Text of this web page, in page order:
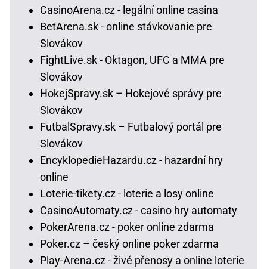
CasinoArena.cz - legální online casina
BetArena.sk - online stávkovanie pre
Slovákov
FightLive.sk - Oktagon, UFC a MMA pre
Slovákov
HokejSpravy.sk – Hokejové správy pre
Slovákov
FutbalSpravy.sk – Futbalový portál pre
Slovákov
EncyklopedieHazardu.cz - hazardní hry
online
Loterie-tikety.cz - loterie a losy online
CasinoAutomaty.cz - casino hry automaty
PokerArena.cz - poker online zdarma
Poker.cz – český online poker zdarma
Play-Arena.cz - živé přenosy a online loterie